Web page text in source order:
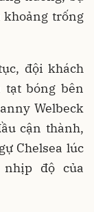
khoảng trống
đội khách
tạt bóng bên
Welbeck
cận thành,
Chelsea lúc
độ của